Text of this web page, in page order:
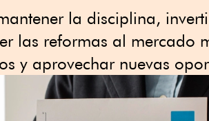
la disciplina,
las reformas al mercado
y aprovechar nuevas